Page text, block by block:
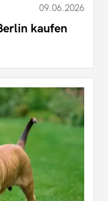
09.06.2026
kaufen